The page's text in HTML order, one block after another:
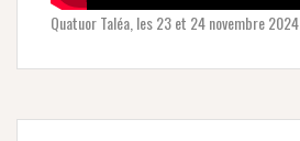
Quatuor Taléa, les 23 et 24 novembre 2024